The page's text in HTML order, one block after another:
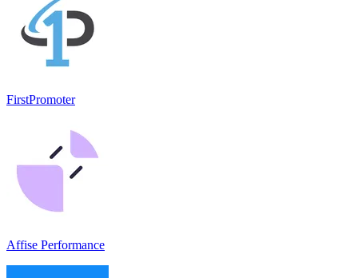
FirstPromoter
Affise Performance